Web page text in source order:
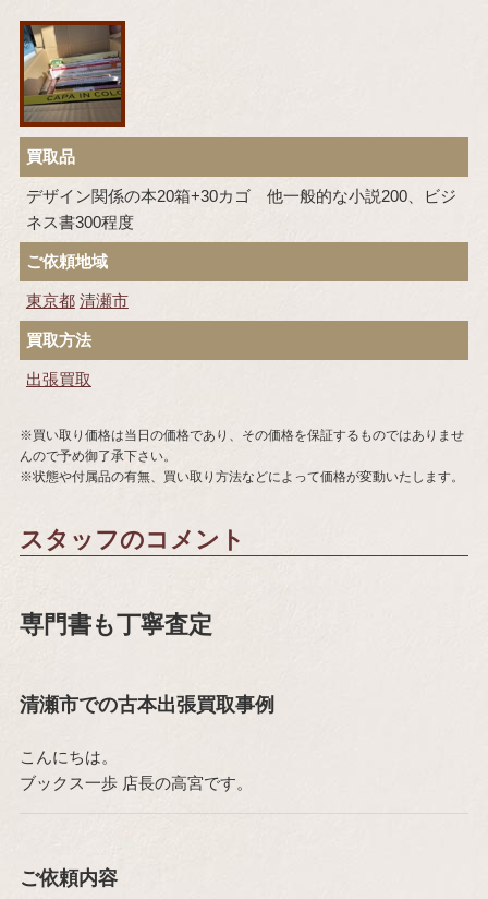
買取品
デザイン関係の本20箱+30カゴ 他一般的な小説200、ビジ
ネス書300程度
ご依頼地域
東京都 清瀬市
買取方法
出張買取
※買い取り価格は当日の価格であり、その価格を保証するものではありませ
んので予め御了承下さい。
※状態や付属品の有無、買い取り方法などによって価格が変動いたします。
スタッフのコメント
専門書も丁寧査定
清瀬市での古本出張買取事例
こんにちは。
ブックス一歩 店長の高宮です。
ご依頼内容